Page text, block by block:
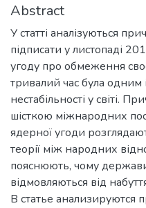
Abstract
У статті аналізуються
підписати у листопаді
угоду про обмеження
тривалий час була
нестабільності у світі.
шісткою міжнародних
ядерної угоди
теорії між народних
пояснюють, чому
відмовляються від
В статье